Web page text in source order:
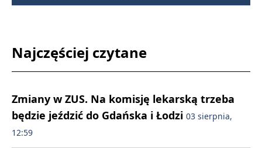
Najczęściej czytane
Zmiany w ZUS. Na komisję lekarską trzeba
będzie jeździć do Gdańska i Łodzi 03 sierpnia,
12:59